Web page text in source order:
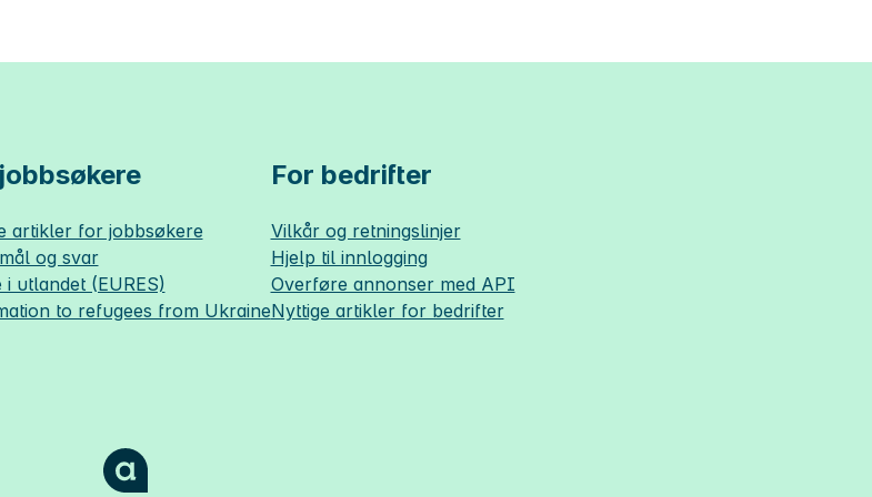
artikler for jobbsøkere
og svar
utlandet (EURES)
to refugees from Ukraine
For bedrifter
Vilkår og retningslinjer
Hjelp til innlogging
Overføre annonser med API
Nyttige artikler for bedrifter